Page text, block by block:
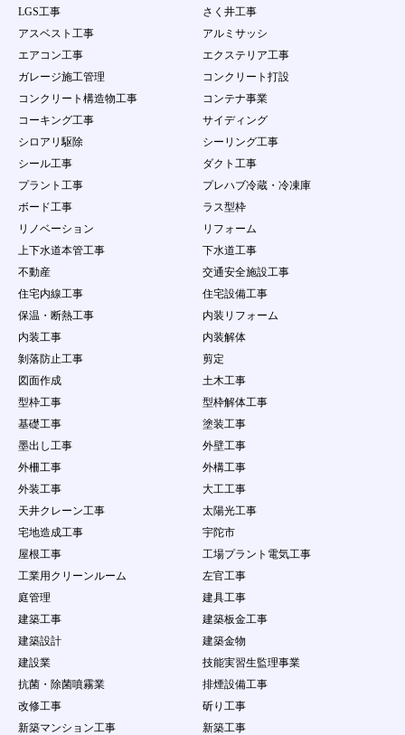
LGS工事
さく井工事
アスベスト工事
アルミサッシ
エアコン工事
エクステリア工事
ガレージ施工管理
コンクリート打設
コンクリート構造物工事
コンテナ事業
コーキング工事
サイディング
シロアリ駆除
シーリング工事
シール工事
ダクト工事
プラント工事
プレハブ冷蔵・冷凍庫
ボード工事
ラス型枠
リノベーション
リフォーム
上下水道本管工事
下水道工事
不動産
交通安全施設工事
住宅内線工事
住宅設備工事
保温・断熱工事
内装リフォーム
内装工事
内装解体
剝落防止工事
剪定
図面作成
土木工事
型枠工事
型枠解体工事
基礎工事
塗装工事
墨出し工事
外壁工事
外柵工事
外構工事
外装工事
大工工事
天井クレーン工事
太陽光工事
宅地造成工事
宇陀市
屋根工事
工場プラント電気工事
工業用クリーンルーム
左官工事
庭管理
建具工事
建築工事
建築板金工事
建築設計
建築金物
建設業
技能実習生監理事業
抗菌・除菌噴霧業
排煙設備工事
改修工事
斫り工事
新築マンション工事
新築工事